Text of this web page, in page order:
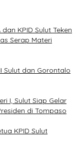
KPID Sulut Teken
Serap Materi
Sulut dan Gorontalo
I, Sulut Siap Gelar
di Tompaso
KPID Sulut